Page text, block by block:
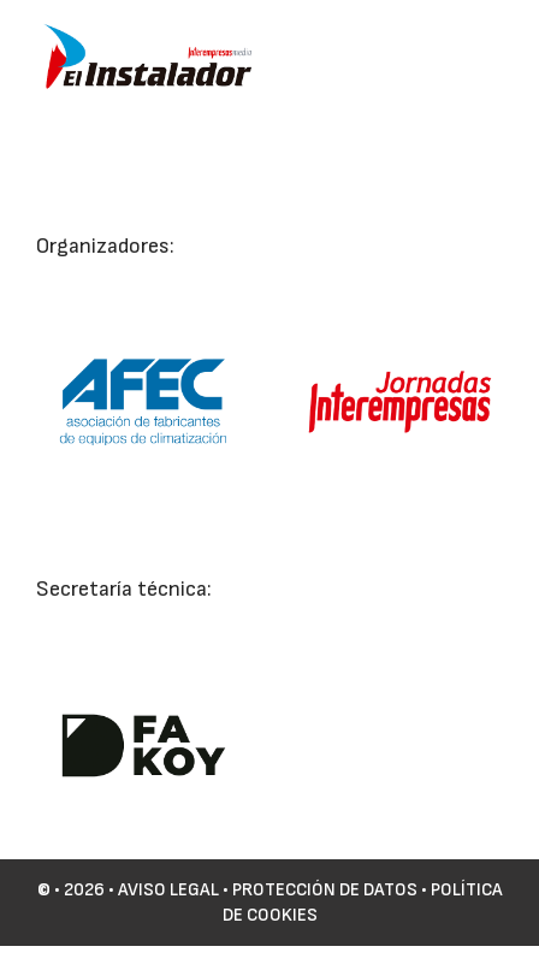
Organizadores:
Secretaría técnica:
© • 2026 • AVISO LEGAL• PROTECCIÓN DE DATOS • POLÍTICA
DE COOKIES